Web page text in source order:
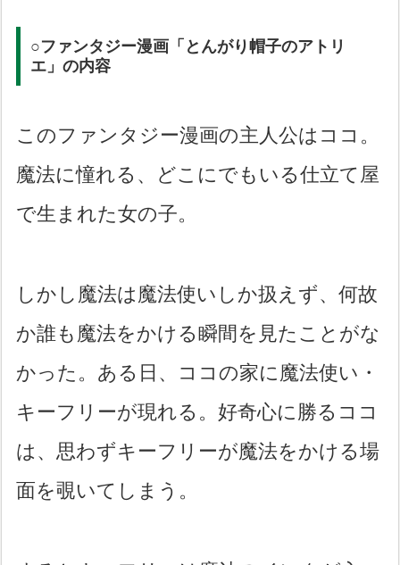
○ファンタジー漫画「とんがり帽子のアトリ
エ」の内容
このファンタジー漫画の主人公はココ。
魔法に憧れる、どこにでもいる仕立て屋
で生まれた女の子。
しかし魔法は魔法使いしか扱えず、何故
か誰も魔法をかける瞬間を見たことがな
かった。ある日、ココの家に魔法使い・
キーフリーが現れる。好奇心に勝るココ
は、思わずキーフリーが魔法をかける場
面を覗いてしまう。